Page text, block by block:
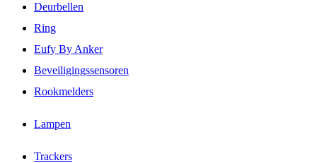
Deurbellen
Ring
Eufy By Anker
Beveiligingssensoren
Rookmelders
Lampen
Trackers